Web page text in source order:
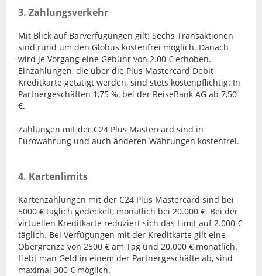
3. Zahlungsverkehr
Mit Blick auf Barverfügungen gilt: Sechs Transaktionen
sind rund um den Globus kostenfrei möglich. Danach
wird je Vorgang eine Gebühr von 2.00 € erhoben.
Einzahlungen, die über die Plus Mastercard Debit
Kreditkarte getätigt werden, sind stets kostenpflichtig: In
Partnergeschäften 1,75 %, bei der ReiseBank AG ab 7,50
€.
Zahlungen mit der C24 Plus Mastercard sind in
Eurowährung und auch anderen Währungen kostenfrei.
4. Kartenlimits
Kartenzahlungen mit der C24 Plus Mastercard sind bei
5000 € täglich gedeckelt, monatlich bei 20.000 €. Bei der
virtuellen Kreditkarte reduziert sich das Limit auf 2.000 €
täglich. Bei Verfügungen mit der Kreditkarte gilt eine
Obergrenze von 2500 € am Tag und 20.000 € monatlich.
Hebt man Geld in einem der Partnergeschäfte ab, sind
maximal 300 € möglich.